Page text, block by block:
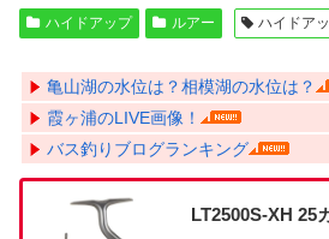
ハイドアップ ルアー ハイドア
亀山湖の水位は？相模湖の水位は？
霞ヶ浦のLIVE画像！
バス釣りブログランキング
LT2500S-XH 25